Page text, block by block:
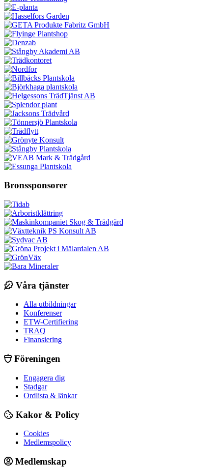
Bronssponsorer
Våra tjänster
Alla utbildningar
Konferenser
ETW-Certifiering
TRAQ
Finansiering
Föreningen
Engagera dig
Stadgar
Ordlista & länkar
Kakor & Policy
Cookies
Medlemspolicy
Medlemskap